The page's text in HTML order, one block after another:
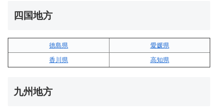
四国地方
徳島県
愛媛県
香川県
高知県
九州地方